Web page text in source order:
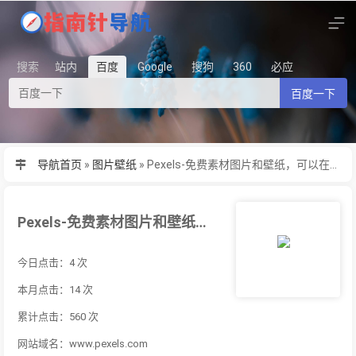
搜索 站内 百度 Google 搜狗 360 必应
百度一下
导航首页 » 图片壁纸 »
Pexels-免费素材图片和壁纸，可以在任何地方使用。高质量100% 免费。
今日点击：4 次
本月点击：14 次
累计点击：560 次
网站域名：www.pexels.com